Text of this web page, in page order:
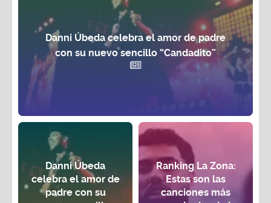
Danni Úbeda celebra el amor de padre
con su nuevo sencillo “Candadito”
Danni Úbeda
celebra el amor de
padre con su
Ranking La Zona:
Estas son las
canciones más